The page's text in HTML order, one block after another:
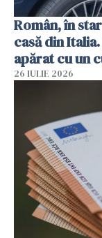
Român, în
casă din
apărat cu un
26 IULIE 2026